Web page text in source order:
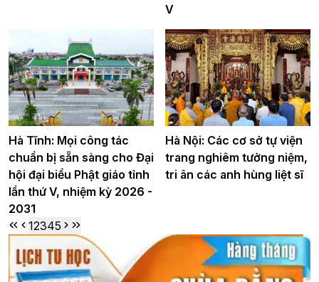
V
Hà Tĩnh: Mọi công tác
chuẩn bị sẵn sàng cho Đại
hội đại biểu Phật giáo tỉnh
lần thứ V, nhiệm kỳ 2026 -
2031
Hà Nội: Các cơ sở tự viện
trang nghiêm tưởng niệm,
tri ân các anh hùng liệt sĩ
12345